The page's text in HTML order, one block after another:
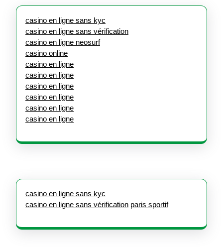
casino en ligne sans kyc
casino en ligne sans vérification
casino en ligne neosurf
casino online
casino en ligne
casino en ligne
casino en ligne
casino en ligne
casino en ligne
casino en ligne
casino en ligne sans kyc
casino en ligne sans vérification paris sportif